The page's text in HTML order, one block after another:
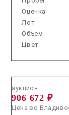
Оценка
Лот
Объем
Цвет
аукцион
906 672 ₽
Цена во